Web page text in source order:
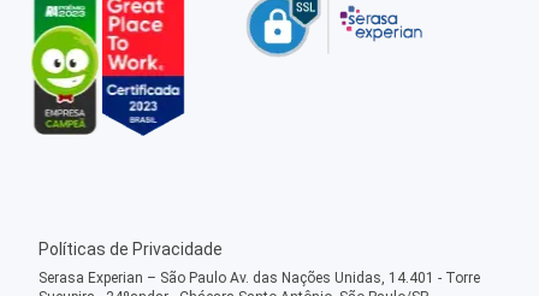
Políticas de Privacidade
Serasa Experian – São Paulo Av. das Nações Unidas, 14.401 - Torre